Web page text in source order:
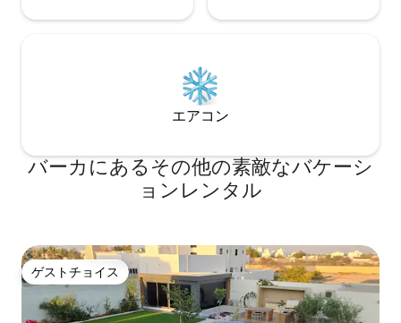
エアコン
バーカにあるその他の素敵なバケーシ
ョンレンタル
ゲストチョイス
ゲストチョイス